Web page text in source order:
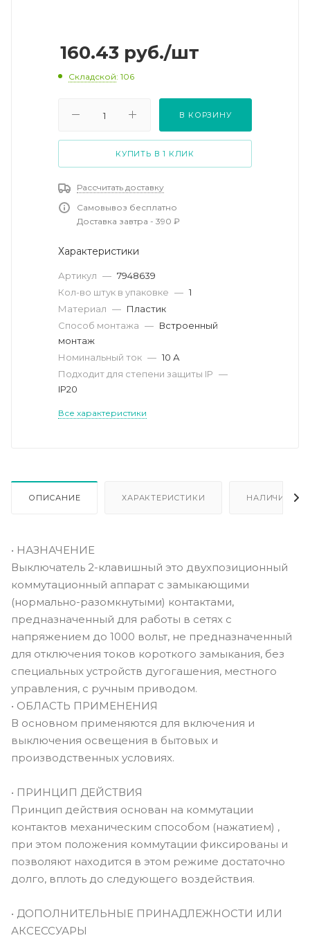
160.43 руб./шт
Складской: 106
В КОРЗИНУ
КУПИТЬ В 1 КЛИК
Рассчитать доставку
Самовывоз бесплатно
Доставка завтра - 390 ₽
Характеристики
Артикул — 7948639
Кол-во штук в упаковке — 1
Материал — Пластик
Способ монтажа — Встроенный
монтаж
Номинальный ток — 10 А
Подходит для степени защиты IP —
IP20
Все характеристики
ОПИСАНИЕ ХАРАКТЕРИСТИКИ НАЛИЧИЕ
• НАЗНАЧЕНИЕ
Выключатель 2-клавишный это двухпозиционный
коммутационный аппарат с замыкающими
(нормально-разомкнутыми) контактами,
предназначенный для работы в сетях с
напряжением до 1000 вольт, не предназначенный
для отключения токов короткого замыкания, без
специальных устройств дугогашения, местного
управления, с ручным приводом.
• ОБЛАСТЬ ПРИМЕНЕНИЯ
В основном применяются для включения и
выключения освещения в бытовых и
производственных условиях.
• ПРИНЦИП ДЕЙСТВИЯ
Принцип действия основан на коммутации
контактов механическим способом (нажатием) ,
при этом положения коммутации фиксированы и
позволяют находится в этом режиме достаточно
долго, вплоть до следующего воздействия.
• ДОПОЛНИТЕЛЬНЫЕ ПРИНАДЛЕЖНОСТИ ИЛИ
АКСЕССУАРЫ